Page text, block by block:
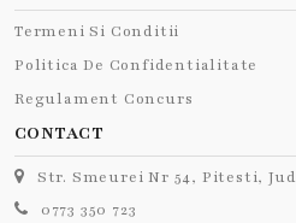
Termeni Si Conditii
Politica De Confidentialitate
Regulament Concurs
CONTACT
Str. Smeurei Nr 54, Pitesti,
0773 350 723